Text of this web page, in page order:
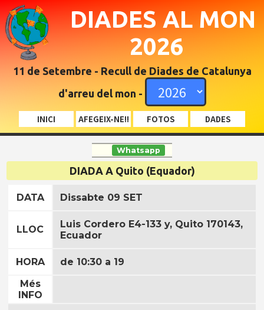
DIADES AL MON
2026
11 de Setembre - Recull de Diades de Catalunya
d'arreu del mon -
INICI AFEGEIX-NE!! FOTOS DADES
Whatsapp
DIADA A Quito (Equador)
DATA Dissabte 09 SET
LLOC
Luis Cordero E4-133 y, Quito 170143,
Ecuador
HORA
de 10:30 a 19
Més
INFO